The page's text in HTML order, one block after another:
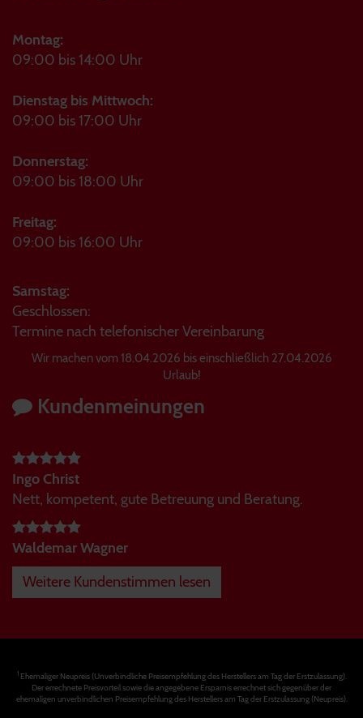
Montag:
09:00 bis 14:00 Uhr
Dienstag bis Mittwoch:
09:00 bis 17:00 Uhr
Donnerstag:
09:00 bis 18:00 Uhr
Freitag:
09:00 bis 16:00 Uhr
Samstag:
Geschlossen:
Termine nach telefonischer Vereinbarung
Wir machen vom 18.04.2026 bis einschließlich 27.04.2026
Urlaub!
Kundenmeinungen
Ingo Christ
Nett, kompetent, gute Betreuung und Beratung.
Waldemar Wagner
Weitere Kundenstimmen lesen
1Ehemaliger Neupreis (Unverbindliche Preisempfehlung des Herstellers am Tag der Erstzulassung).
Der errechnete Preisvorteil sowie die angegebene Ersparnis errechnet sich gegenüber der
ehemaligen unverbindlichen Preisempfehlung des Herstellers am Tag der Erstzulassung (Neupreis).